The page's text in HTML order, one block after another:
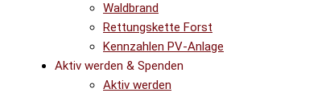
Waldbrand
Rettungskette Forst
Kennzahlen PV-Anlage
Aktiv werden & Spenden
Aktiv werden